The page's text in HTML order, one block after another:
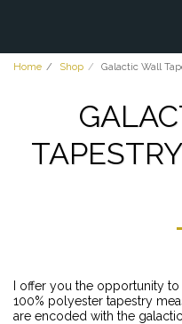
Home Shop Galactic Wall
I offer you the opportunity
100% polyester tapestry
are encoded with the